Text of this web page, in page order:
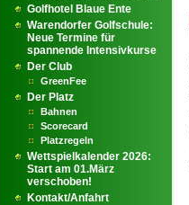
Golfhotel Blaue Ente
Warendorfer Golfschule:
Neue Termine für
spannende Intensivkurse
Der Club
GreenFee
Der Platz
Bahnen
Scorecard
Platzregeln
Wettspielkalender 2026:
Start am 01.März
verschoben!
Kontakt/Anfahrt